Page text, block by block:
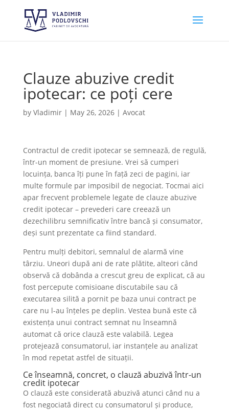
Clauze abuzive credit
ipotecar: ce poți cere
by Vladimir| May 26, 2026| Avocat
Contractul de credit ipotecar se semnează, de regulă,
într-un moment de presiune. Vrei să cumperi
locuința, banca îți pune în față zeci de pagini, iar
multe formule par imposibil de negociat. Tocmai aici
apar frecvent problemele legate de clauze abuzive
credit ipotecar – prevederi care creează un
dezechilibru semnificativ între bancă și consumator,
deși sunt prezentate ca fiind standard.
Pentru mulți debitori, semnalul de alarmă vine
târziu. Uneori după ani de rate plătite, alteori când
observă că dobânda a crescut greu de explicat, că au
fost percepute comisioane discutabile sau că
executarea silită a pornit pe baza unui contract pe
care nu l-au înțeles pe deplin. Vestea bună este că
existența unui contract semnat nu înseamnă
automat că orice clauză este valabilă. Legea
protejează consumatorul, iar instanțele au analizat
în mod repetat astfel de situații.
Ce înseamnă, concret, o clauză abuzivă într-un
credit ipotecar
O clauză este considerată abuzivă atunci când nu a
fost negociată direct cu consumatorul și produce,